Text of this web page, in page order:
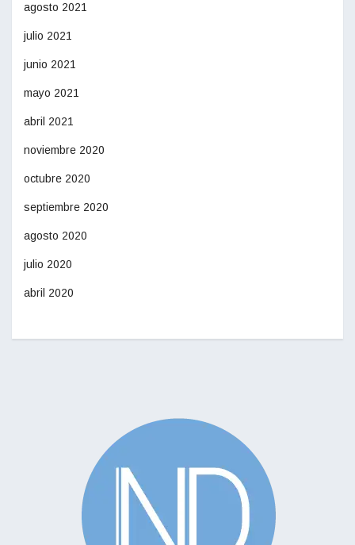
agosto 2021
julio 2021
junio 2021
mayo 2021
abril 2021
noviembre 2020
octubre 2020
septiembre 2020
agosto 2020
julio 2020
abril 2020